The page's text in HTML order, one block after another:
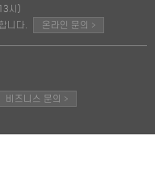
시)
니다.
온라인 문의 >
비즈니스 문의 >